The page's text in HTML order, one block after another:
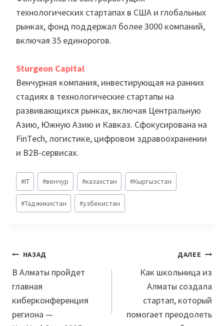
технологических стартапах в США и глобальных
рынках, фонд поддержал более 3000 компаний,
включая 35 единорогов.
Sturgeon Capital
Венчурная компания, инвестирующая на ранних
стадиях в технологические стартапы на
развивающихся рынках, включая Центральную
Азию, Южную Азию и Кавказ. Сфокусирована на
FinTech, логистике, цифровом здравоохранении
и B2B-сервисах.
Метки
записи:
#IT #венчур #казахстан #Кыргызстан
#Таджикистан #узбекистан
Навигация
по
записям
НАЗАД
В Алматы пройдет
главная
киберконференция
региона —
ДАЛЕЕ
Как школьница из
Алматы создала
стартап, который
помогает преодолеть